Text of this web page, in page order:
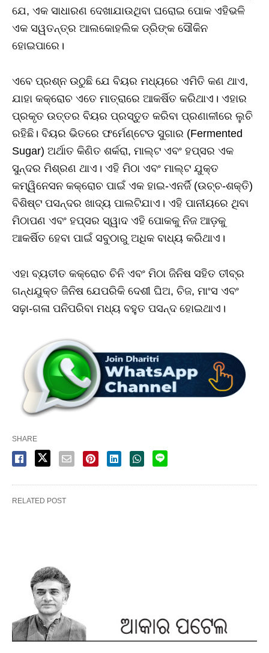
ଯେ, ଏକ ସାଧାରଣ ଦେଖାଯାଉଥିବା ଘରୋଇ ପୋକ ଏହିଭଳି
ଏକ ସୱତନ୍ତ୍ର ଆଲକୋହଲିକ ଡ୍ରିଙ୍କ ସୌକିନ
ହୋଇପାରେ।
ଏବେ ପ୍ରଶ୍ନ ଉଠୁଛି ଯେ ବିୟର ମଧ୍ୟରେ ଏମିତି କଣ ଥାଏ,
ଯାହା କକ୍ରୋଚ ଏତେ ମାତ୍ରାରେ ଆକର୍ଷିତ କରିଥାଏ। ଏହାର
ପ୍ରକୃତ ଉତ୍ତର ବିୟର ପ୍ରସ୍ତୁତ କରିବା ପ୍ରଣାଳୀରେ ଲୁଚି
ରହିଛି। ବିୟର ଭିତରେ ଫର୍ମେଣ୍ଟେଡ ସୁଗାର (Fermented
Sugar) ଅର୍ଥାତ କିଣିତ ଶର୍କରା, ମାଲ୍ଟ ଏବଂ ହପ୍ସର ଏକ
ସୁନ୍ଦର ମିଶ୍ରଣ ଥାଏ। ଏହି ମିଠା ଏବଂ ମାଲ୍ଟ ଯୁକ୍ତ
କମ୍ୱିନେସନ କକ୍ରୋଚ ପାଇଁ ଏକ ହାଇ-ଏନର୍ଜି (ଉଚ୍ଚ-ଶକ୍ତି)
ବିଶିଷ୍ଟ ପସନ୍ଦର ଖାଦ୍ୟ ପାଲଟିଯାଏ। ଏହି ପାନୀୟରେ ଥିବା
ମିଠାପଣ ଏବଂ ହପ୍ସର ସ୍ୱାଦ ଏହି ପୋକକୁ ନିଜ ଆଡ଼କୁ
ଆକର୍ଷିତ ହେବା ପାଇଁ ସବୁଠାରୁ ଅଧିକ ବାଧ୍ୟ କରିଥାଏ।
ଏହା ବ୍ୟତୀତ କକ୍ରୋଚ ଚିନି ଏବଂ ମିଠା ଜିନିଷ ସହିତ ତୀବ୍ର
ଗନ୍ଧଯୁକ୍ତ ଜିନିଷ ଯେପରିକି ଦେଶୀ ଘିଅ, ଚିଜ, ମାଂସ ଏବଂ
ସଢ଼ା-ଗଳା ପନିପରିବା ମଧ୍ୟ ବହୁତ ପସନ୍ଦ ହୋଇଥାଏ।
SHARE
RELATED POST